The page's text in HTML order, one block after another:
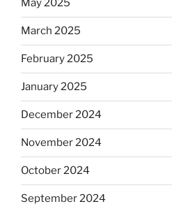
May 2025
March 2025
February 2025
January 2025
December 2024
November 2024
October 2024
September 2024